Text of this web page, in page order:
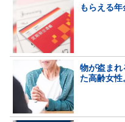
もらえる
物が盗まれ
た高齢女性